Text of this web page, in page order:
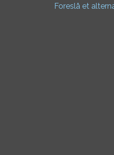
Foreslå et